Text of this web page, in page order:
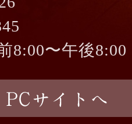
8:00〜午後8:00